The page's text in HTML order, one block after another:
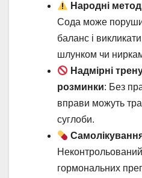
Народні
Сода може
баланс і
шлунком чи
Надмірні
розминки: Без
вправи можуть
суглоби.
гормональних